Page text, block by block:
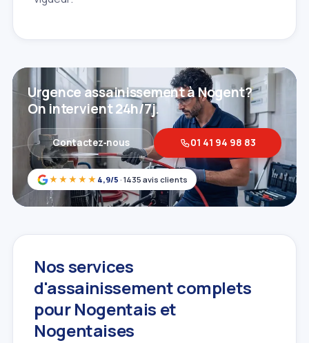
★★★★★ 4,9/5 · 1435 avis clients
Urgence assainissement à Nogent?
On intervient 24h/7j.
Contactez‑nous 01 41 94 98 83
Nos services
d'assainissement complets
pour Nogentais et
Nogentaises